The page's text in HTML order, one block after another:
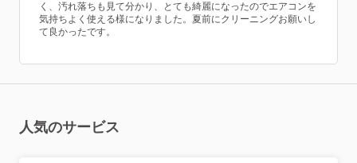
く、汚れ落ちも見て分かり、とても綺麗になったのでエアコンを
気持ちよく使える様になりました。夏前にクリーニングお願いし
て良かったです。
人気のサービス